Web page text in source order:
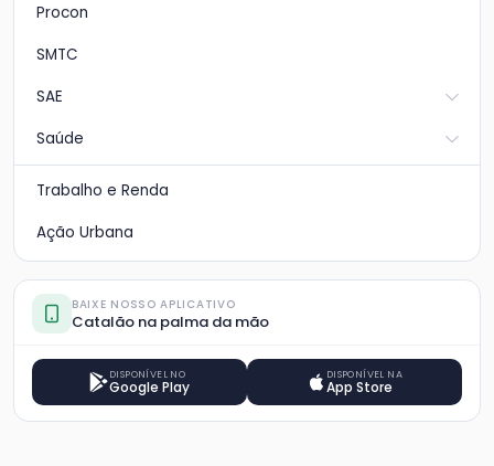
Procon
SMTC
SAE
Saúde
Trabalho e Renda
Ação Urbana
BAIXE NOSSO APLICATIVO
Catalão na palma da mão
DISPONÍVEL NO
Google Play
DISPONÍVEL NA
App Store